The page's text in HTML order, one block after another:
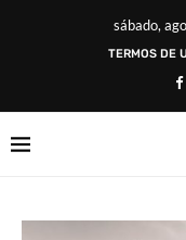
sábado,
TERMOS DE